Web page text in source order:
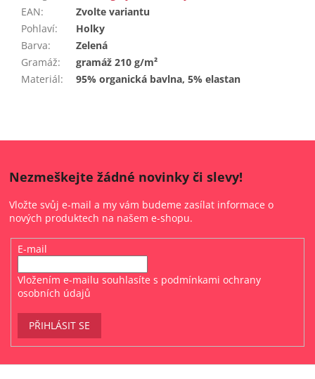
EAN:
Zvolte variantu
Pohlaví:
Holky
Barva:
Zelená
Gramáž:
gramáž 210 g/m²
Materiál: 95% organická bavlna, 5% elastan
Nezmeškejte žádné novinky či slevy!
Vložte svůj e-mail a my vám budeme zasílat informace o
nových produktech na našem e-shopu.
E-mail
Vložením e-mailu souhlasíte s podmínkami ochrany
osobních údajů
PŘIHLÁSIT SE
Z